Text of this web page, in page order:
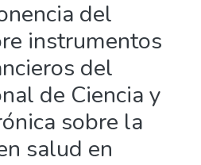
del
instrumentos
del
de Ciencia y
sobre la
salud en